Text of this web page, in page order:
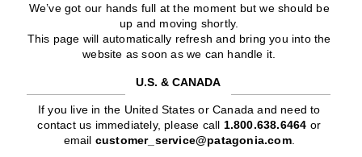
We’ve got our hands full at the moment but we should be
up and moving shortly.
This page will automatically refresh and bring you into the
website as soon as we can handle it.
U.S. & CANADA
If you live in the United States or Canada and need to
contact us immediately, please call 1.800.638.6464 or
email customer_service@patagonia.com.